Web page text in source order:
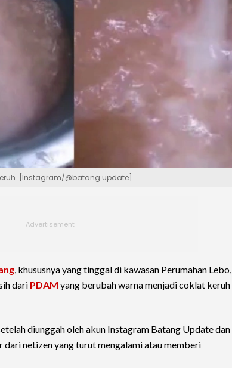
[Instagram/@batang.update]
, khususnya yang tinggal di kawasan Perumahan Lebo,
dari PDAM yang berubah warna menjadi coklat keruh
diunggah oleh akun Instagram Batang Update dan
dari netizen yang turut mengalami atau memberi